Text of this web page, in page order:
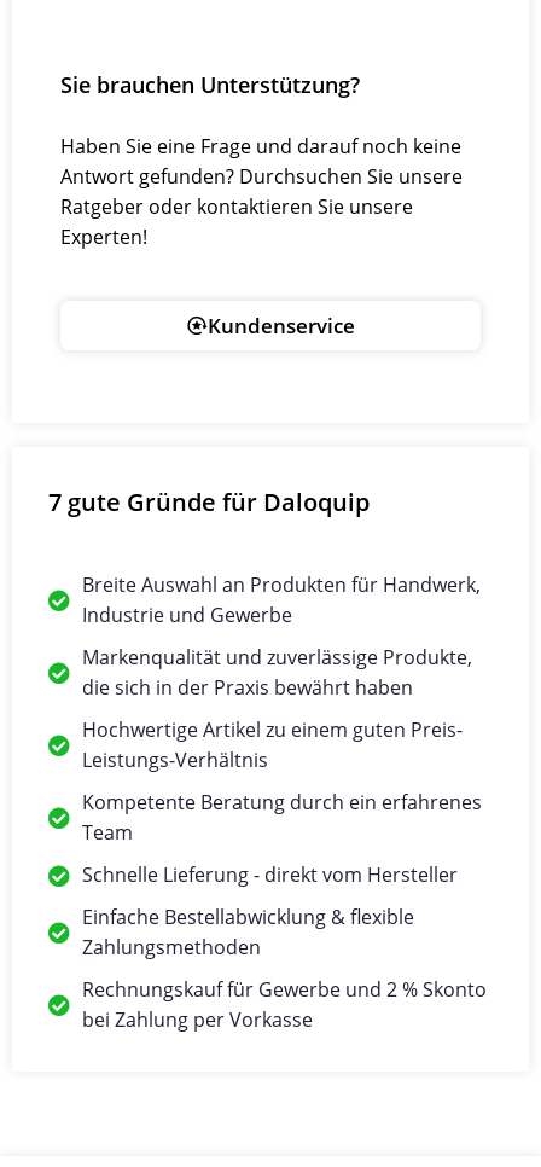
7 gute Gründe für Daloquip
Breite Auswahl an Produkten für Handwerk,
Industrie und Gewerbe
Markenqualität und zuverlässige Produkte,
die sich in der Praxis bewährt haben
Hochwertige Artikel zu einem guten Preis-
Leistungs-Verhältnis
Kompetente Beratung durch ein erfahrenes
Team
Schnelle Lieferung - direkt vom Hersteller
Einfache Bestellabwicklung & flexible
Zahlungsmethoden
Rechnungskauf für Gewerbe und 2 % Skonto
bei Zahlung per Vorkasse
Sie brauchen Unterstützung?
Haben Sie eine Frage und darauf noch keine
Antwort gefunden? Durchsuchen Sie unsere
Ratgeber oder kontaktieren Sie unsere
Experten!
Kundenservice